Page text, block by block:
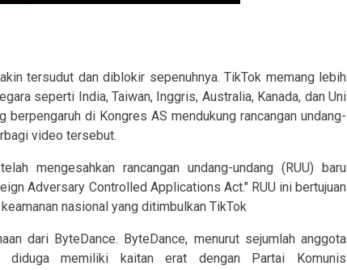
tersudut dan diblokir sepenuhnya. TikTok memang lebih
seperti India, Taiwan, Inggris, Australia, Kanada, dan Uni
berpengaruh di Kongres AS mendukung rancangan undang-
video tersebut.
mengesahkan rancangan undang-undang (RUU) baru
Adversary Controlled Applications Act." RUU ini bertujuan
nasional yang ditimbulkan TikTok
dari ByteDance. ByteDance, menurut sejumlah anggota
diduga memiliki kaitan erat dengan Partai Komunis